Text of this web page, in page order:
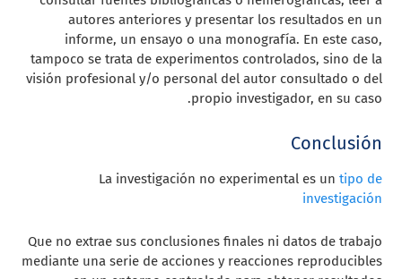
autores anteriores y presentar los resultados en un
informe, un ensayo o una monografía. En este caso,
tampoco se trata de experimentos controlados, sino de la
visión profesional y/o personal del autor consultado o del
propio investigador, en su caso.
Conclusión
La investigación no experimental es un tipo de
investigación
Que no extrae sus conclusiones finales ni datos de trabajo
mediante una serie de acciones y reacciones reproducibles